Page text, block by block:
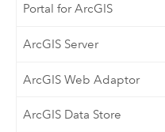
Portal for ArcGIS
ArcGIS Server
ArcGIS Web Adaptor
ArcGIS Data Store